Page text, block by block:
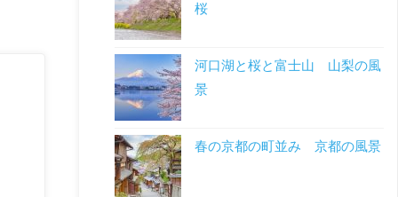
桜
河口湖と桜と富士山 山梨の風
景
春の京都の町並み 京都の風景